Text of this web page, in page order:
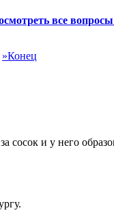
все
»Конец
сосок и у него